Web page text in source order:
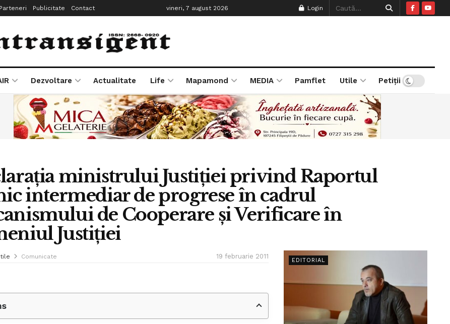
Parteneri Publicitate Contact vineri, 7 august 2026 Login
Dezvoltare Actualitate Life Mapamond MEDIA Pamflet Utile Petiții
ministrului Justiţiei privind Raportul
intermediar de progrese în cadrul
de Cooperare şi Verificare în
Justiţiei
Comunicate 19 februarie 2011
EDITORIAL